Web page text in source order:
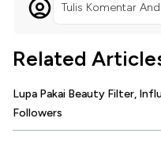
Tulis Komentar
Related
Lupa Pakai Beauty Filter,
Followers